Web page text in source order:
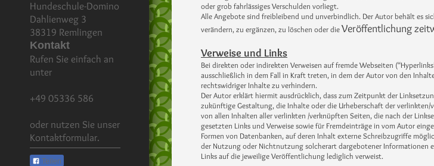
Hundeschule-Domino
Dahlienweg 3
38319 Remlingen
Kontakt
Rufen Sie einfach an
unter
+49 05336 586
oder nutzen Sie unser
Kontaktformular.
Teilen
oder grob fahrlässiges Verschulden vorliegt.
Alle Angebote sind freibleibend und unverbindlich. Der Autor behält es
verändern, zu ergänzen, zu löschen oder dieVeröffentlichung
Verweise und Links
Bei direkten oder indirekten Verweisen auf fremde Webseiten
ausschließlich in dem Fall in Kraft treten, in dem der Autor von den
rechtswidriger Inhalte zu verhindern.
Der Autor erklärt hiermit ausdrücklich, dass zum Zeitpunkt der
zukünftige Gestaltung, die Inhalte oder die Urheberschaft der
von allen Inhalten aller verlinkten /verknüpften Seiten, die nach der
gesetzten Links und Verweise sowie für Fremdeinträge in vom Autor
Formen von Datenbanken, auf deren Inhalt externe Schreibzugriffe
der Nutzung oder Nichtnutzung solcherart dargebotener Informationen
Links auf die jeweilige Veröffentlichung lediglich verweist.